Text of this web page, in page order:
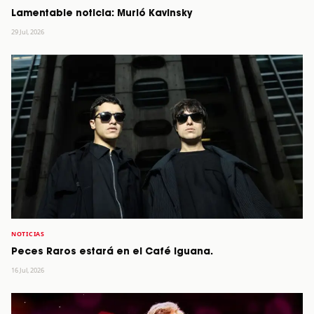
Lamentable noticia: Murió Kavinsky
29 Jul, 2026
NOTICIAS
Peces Raros estará en el Café Iguana.
16 Jul, 2026